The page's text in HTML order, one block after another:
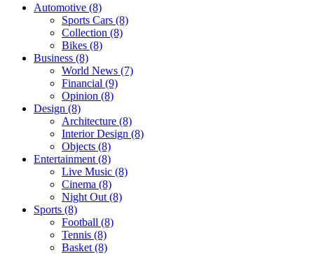
Automotive (8)
Sports Cars (8)
Collection (8)
Bikes (8)
Business (8)
World News (7)
Financial (9)
Opinion (8)
Design (8)
Architecture (8)
Interior Design (8)
Objects (8)
Entertainment (8)
Live Music (8)
Cinema (8)
Night Out (8)
Sports (8)
Football (8)
Tennis (8)
Basket (8)